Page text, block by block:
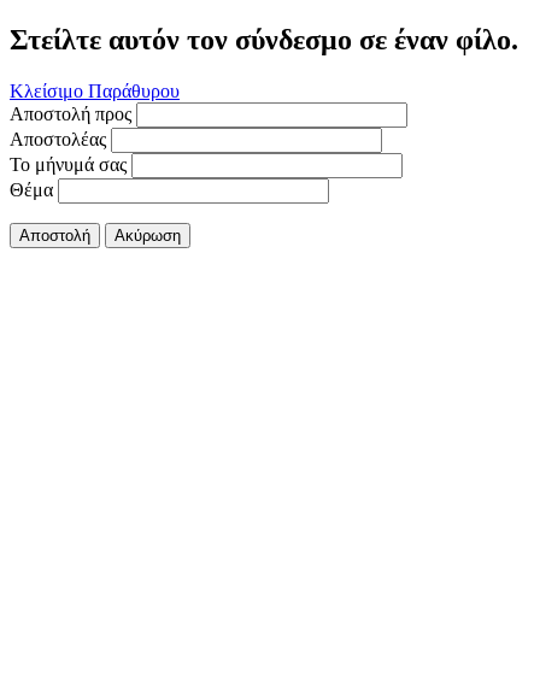
Στείλτε αυτόν τον σύνδεσμο σε έναν φίλο.
Κλείσιμο Παράθυρου
Αποστολή προς
Αποστολέας
Το μήνυμά σας
Θέμα
Αποστολή Ακύρωση